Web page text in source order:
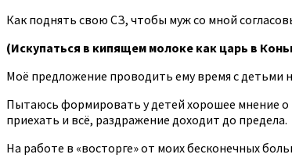
Как поднять свою СЗ, чтобы муж со мной
(Искупаться в кипящем молоке как царь в
Моё предложение проводить ему время с детьми
Пытаюсь формировать у детей хорошее мнение о
приехать и всё, раздражение доходит до предела.
На работе в «восторге» от моих бесконечных